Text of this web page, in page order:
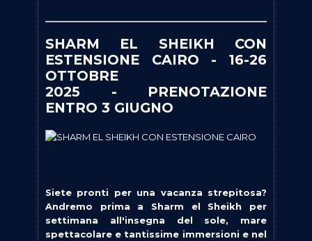
SHARM EL SHEIKH CON
ESTENSIONE CAIRO - 16-26
OTTOBRE
2025 - PRENOTAZIONE
ENTRO 3 GIUGNO
Siete pronti per una vacanza strepitosa?
Andremo prima a Sharm el Sheikh per
settimana all'insegna del sole, mare
spettacolare e tantissime immersioni e nel